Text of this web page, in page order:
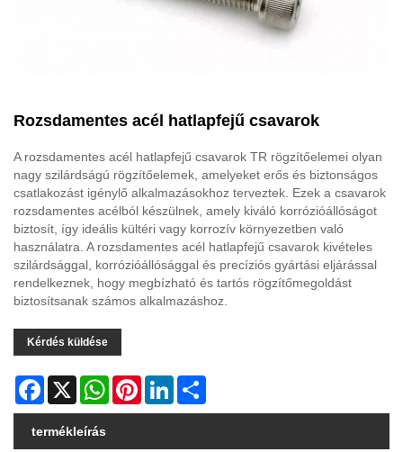
Rozsdamentes acél hatlapfejű csavarok
A rozsdamentes acél hatlapfejű csavarok TR rögzítőelemei olyan
nagy szilárdságú rögzítőelemek, amelyeket erős és biztonságos
csatlakozást igénylő alkalmazásokhoz terveztek. Ezek a csavarok
rozsdamentes acélból készülnek, amely kiváló korrózióállóságot
biztosít, így ideális kültéri vagy korrozív környezetben való
használatra. A rozsdamentes acél hatlapfejű csavarok kivételes
szilárdsággal, korrózióállósággal és precíziós gyártási eljárással
rendelkeznek, hogy megbízható és tartós rögzítőmegoldást
biztosítsanak számos alkalmazáshoz.
Kérdés küldése
Facebook
X WhatsAppPinterestLinkedIn
termékleírás